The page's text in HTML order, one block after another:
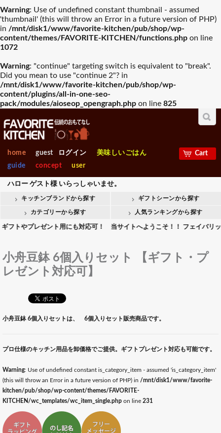
Warning: Use of undefined constant thumbnail - assumed
'thumbnail' (this will throw an Error in a future version of PHP)
in /mnt/disk1/www/favorite-kitchen/pub/shop/wp-
content/themes/FAVORITE-KITCHEN/functions.php on line
1072
Warning: "continue" targeting switch is equivalent to "break".
Did you mean to use "continue 2"? in
/mnt/disk1/www/favorite-kitchen/pub/shop/wp-
content/plugins/all-in-one-seo-
pack/modules/aioseop_opengraph.php on line 825
home guest ログイン
美味しいごはん
guide
concept user
ハロー ゲスト様いらっしゃいませ。
Cart
キッチンブランドから探す ギフトシーンから探す
カテゴリーから探す 人気ランキングから探す
やプレゼント用にも対応可！ 当サイトへようこそ！！ フェイバリッ
小舟豆鉢 6個入りセット 【ギフト・プ
レゼント対応可】
小舟豆鉢 6個入りセットは、 6個入りセット販売商品です。
プロ仕様のキッチン用品を卸価格でご提供。ギフトプレゼント対応も可能です。
Warning: Use of undefined constant is_category_item - assumed 'is_category_item'
(this will throw an Error in a future version of PHP) in /mnt/disk1/www/favorite-
kitchen/pub/shop/wp-content/themes/FAVORITE-
KITCHEN/wc_templates/wc_item_single.php on line 231
ギフトラッピング対応ギフトのし記名対応